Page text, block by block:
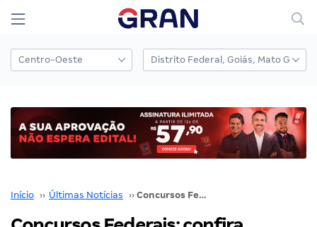
Início ›› Últimas Notícias ›› Concursos Federais: confira algumas ações do governo!